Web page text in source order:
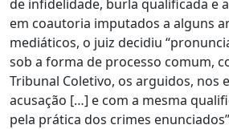
de infidelidade, burla qualificada e
em coautoria imputados a alguns
mediáticos, o juiz decidiu
sob a forma de processo comum,
Tribunal Coletivo, os arguidos, nos
acusação […] e com a mesma
pela prática dos crimes